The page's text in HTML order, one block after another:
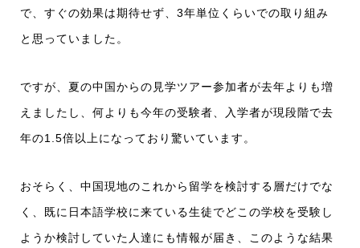
で、すぐの効果は期待せず、3年単位くらいでの取り組み
と思っていました。
ですが、夏の中国からの見学ツアー参加者が去年よりも増
えましたし、何よりも今年の受験者、入学者が現段階で去
年の1.5倍以上になっており驚いています。
おそらく、中国現地のこれから留学を検討する層だけでな
く、既に日本語学校に来ている生徒でどこの学校を受験し
ようか検討していた人達にも情報が届き、このような結果